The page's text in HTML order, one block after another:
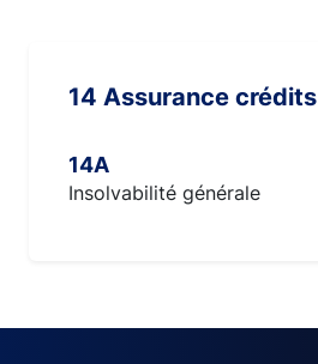
14 Assurance crédits
14A
Insolvabilité générale